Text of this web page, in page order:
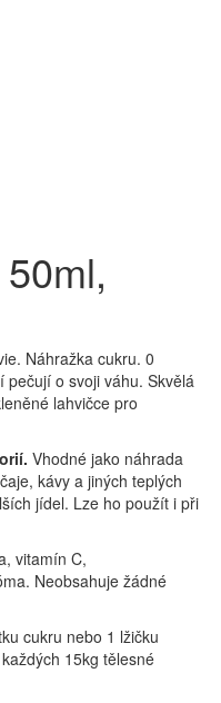
Náhražka cukru. 0
o svoji váhu. Skvělá
lahvičce pro
Vhodné jako náhrada
kávy a jiných teplých
jídel. Lze ho použít i při
vitamín C,
Neobsahuje žádné
cukru nebo 1 lžičku
15kg tělesné